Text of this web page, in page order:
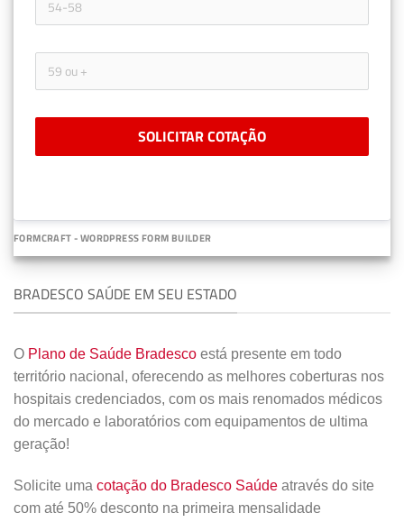
SOLICITAR COTAÇÃO
FORMCRAFT - WORDPRESS FORM BUILDER
BRADESCO SAÚDE EM SEU ESTADO
O Plano de Saúde Bradesco está presente em todo
território nacional, oferecendo as melhores coberturas nos
hospitais credenciados, com os mais renomados médicos
do mercado e laboratórios com equipamentos de ultima
geração!
Solicite uma cotação do Bradesco Saúde através do site
com até 50% desconto na primeira mensalidade